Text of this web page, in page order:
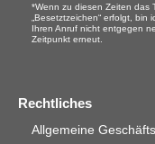
*Wenn zu diesen Zeiten das
„Besetztzeichen“ erfolgt,
Ihren Anruf nicht entgegen
Zeitpunkt erneut.
Rechtliches
Allgemeine